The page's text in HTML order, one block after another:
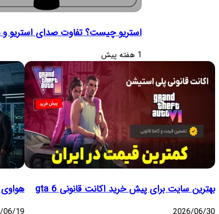
استریو چیست؟ تفاوت صدای استریو و
1 هفته پیش
بهترین سایت برای پیش خرید اکانت قانونی gta 6